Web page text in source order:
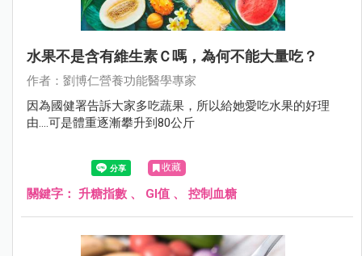
水果不是含有維生素Ｃ嗎，為何不能大量吃？
作者：劉博仁營養功能醫學專家
因為國健署告訴大家多吃蔬果，所以給她愛吃水果的好理
由....可是體重逐漸攀升到80公斤
收藏
關鍵字： 升糖指數 、 GI值 、 控制血糖